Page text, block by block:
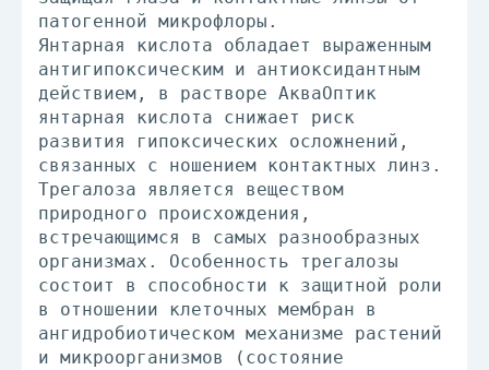
патогенной микрофлоры.
Янтарная кислота обладает выраженным
антигипоксическим и антиоксидантным
действием, в растворе АкваОптик
янтарная кислота снижает риск
развития гипоксических осложнений,
связанных с ношением контактных линз.
Трегалоза является веществом
природного происхождения,
встречающимся в самых разнообразных
организмах. Особенность трегалозы
состоит в способности к защитной роли
в отношении клеточных мембран в
ангидробиотическом механизме растений
и микроорганизмов (состояние